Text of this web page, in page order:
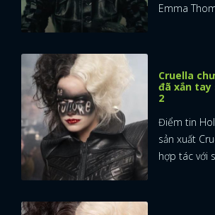
Emma
Cruella
đã xắn tay
2
Điểm tin
sản xuất
hợp tác với